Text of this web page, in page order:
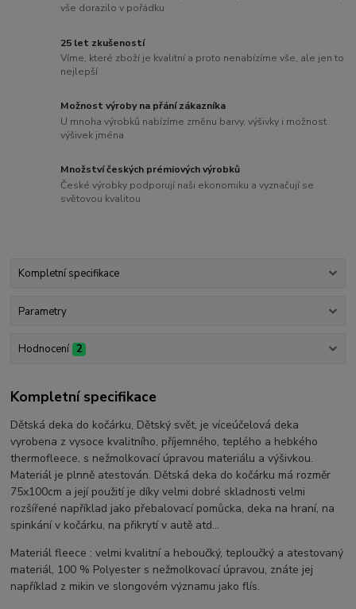
vše dorazilo v pořádku
25 let zkušeností
Víme, které zboží je kvalitní a proto nenabízíme vše, ale jen to
nejlepší
Možnost výroby na přání zákazníka
U mnoha výrobků nabízíme změnu barvy, výšivky i možnost
výšivek jména
Množství českých prémiových výrobků
České výrobky podporují naši ekonomiku a vyznačují se
světovou kvalitou
Kompletní specifikace
Parametry
Hodnocení 2
Kompletní specifikace
Dětská deka do kočárku, Dětský svět, je víceúčelová deka
vyrobena z vysoce kvalitního, příjemného, teplého a hebkého
thermofleece, s nežmolkovací úpravou materiálu a výšivkou.
Materiál je plnně atestován. Dětská deka do kočárku má rozměr
75x100cm a její použití je díky velmi dobré skladnosti velmi
rozšířené například jako přebalovací pomůcka, deka na hraní, na
spinkání v kočárku, na přikrytí v autě atd...
Materiál fleece : velmi kvalitní a heboučký, teploučký a atestovaný
materiál, 100 % Polyester s nežmolkovací úpravou, znáte jej
například z mikin ve slongovém významu jako flís.